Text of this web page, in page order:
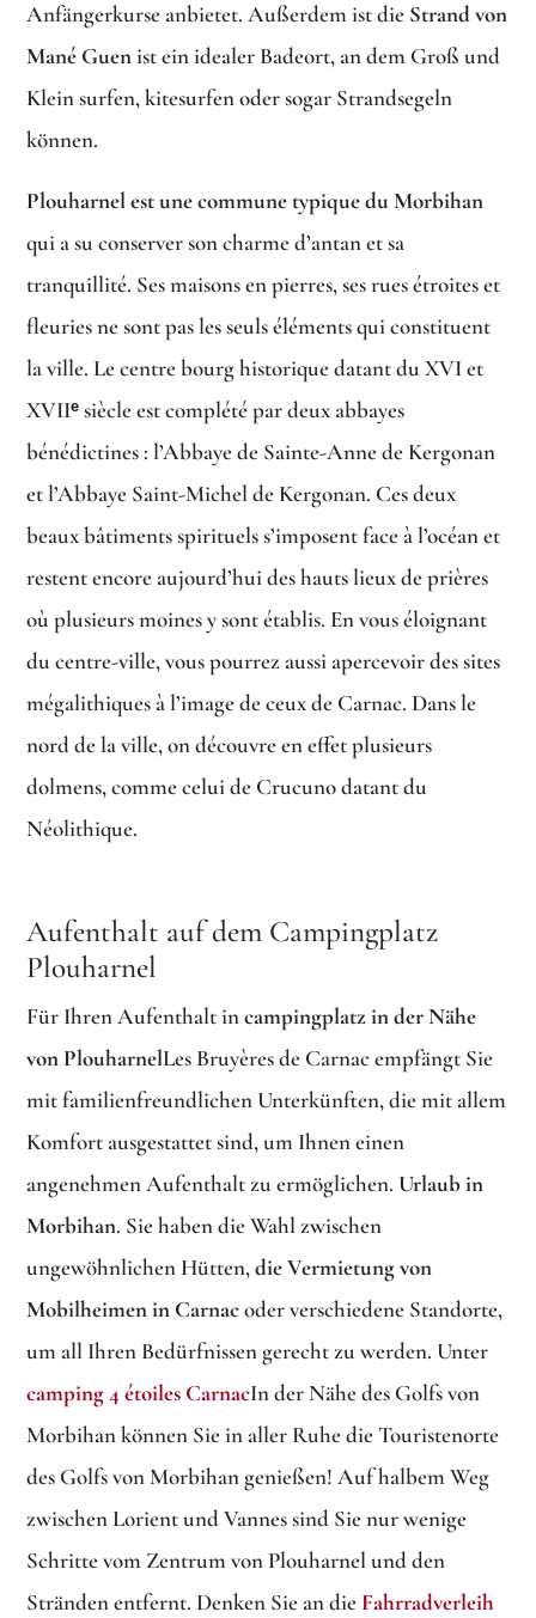
Anfängerkurse anbietet. Außerdem ist die Strand von
Mané Guen ist ein idealer Badeort, an dem Groß und
Klein surfen, kitesurfen oder sogar Strandsegeln
können.
Plouharnel est une commune typique du Morbihan
qui a su conserver son charme d’antan et sa
tranquillité. Ses maisons en pierres, ses rues étroites et
fleuries ne sont pas les seuls éléments qui constituent
la ville. Le centre bourg historique datant du XVI et
XVIIᵉ siècle est complété par deux abbayes
bénédictines : l’Abbaye de Sainte-Anne de Kergonan
et l’Abbaye Saint-Michel de Kergonan. Ces deux
beaux bâtiments spirituels s’imposent face à l’océan et
restent encore aujourd’hui des hauts lieux de prières
où plusieurs moines y sont établis. En vous éloignant
du centre-ville, vous pourrez aussi apercevoir des sites
mégalithiques à l’image de ceux de Carnac. Dans le
nord de la ville, on découvre en effet plusieurs
dolmens, comme celui de Crucuno datant du
Néolithique.
Aufenthalt auf dem Campingplatz
Plouharnel
Für Ihren Aufenthalt incampingplatz in der Nähe
von PlouharnelLes Bruyères de Carnac empfängt Sie
mit familienfreundlichen Unterkünften, die mit allem
Komfort ausgestattet sind, um Ihnen einen
angenehmen Aufenthalt zu ermöglichen. Urlaub in
Morbihan. Sie haben die Wahl zwischen
ungewöhnlichen Hütten,die Vermietung von
Mobilheimen in Carnacoder verschiedene Standorte,
um all Ihren Bedürfnissen gerecht zu werden. Unter
camping 4 étoiles CarnacIn der Nähe des Golfs von
Morbihan können Sie in aller Ruhe die Touristenorte
des Golfs von Morbihan genießen! Auf halbem Weg
zwischen Lorient und Vannes sind Sie nur wenige
Schritte vom Zentrum von Plouharnel und den
Stränden entfernt. Denken Sie an die Fahrradverleih